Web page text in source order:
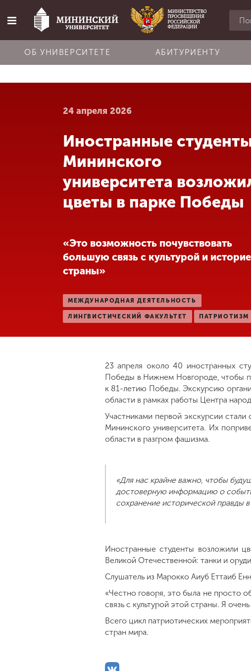
Главная
Об университете
Абитуриенту
Обучение
Международная
деятельность
Студенческая
ОБ УНИВЕРСИТЕТЕ АБИТУРИЕНТУ
24 апреля 2026
Иностранные
Мининского
университета
цветы в парке Победы
«Это возможность почувствовать
большую связь с культурой и
страны»
МЕЖДУНАРОДНАЯ ДЕЯТЕЛЬНОСТЬ
ЛИНГВИСТИЧЕСКИЙ ФАКУЛЬТЕТ ПАТРИОТИЗМ
23 апреля около 40 иностранных
Победы в Нижнем Новгороде, чтобы
к 81-летию Победы. Экскурсию
области в рамках работы Центра
Участниками первой экскурсии стали
Мининского университета. Их
области в разгром фашизма.
«Для нас крайне важно, чтобы
достоверную информацию о
сохранение исторической правды
Иностранные студенты возложили
Великой Отечественной: танки и
Слушатель из Марокко Аиуб Еттаиб
«Честно говоря, это была не просто
связь с культурой этой страны. Я
Всего цикл патриотических
стран мира.